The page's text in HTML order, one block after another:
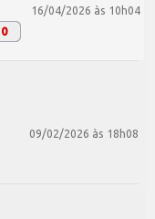
16/04/2026 às 10h04
0
09/02/2026 às 18h08